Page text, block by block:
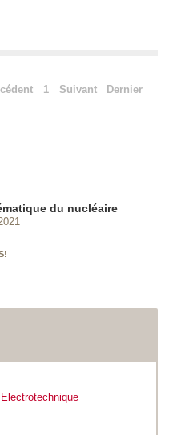
1 Suivant Dernier
du nucléaire